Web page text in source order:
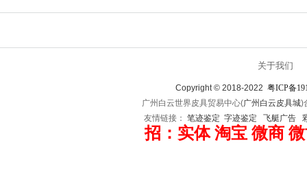
关于我们
Copyright © 2018-2022 粤ICP备
广州白云世界皮具贸易中心(广州白云皮具城)
友情链接： 笔迹鉴定 字迹鉴定 飞艇广告
招：实体 淘宝 微商